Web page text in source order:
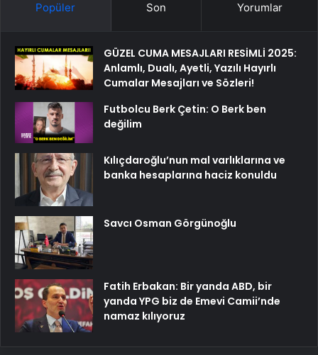
Popüler Son Yorumlar
GÜZEL CUMA MESAJLARI RESİMLİ 2025:
Anlamlı, Dualı, Ayetli, Yazılı Hayırlı
Cumalar Mesajları ve Sözleri!
Futbolcu Berk Çetin: O Berk ben
değilim
Kılıçdaroğlu’nun mal varlıklarına ve
banka hesaplarına haciz konuldu
Savcı Osman Görgünoğlu
Fatih Erbakan: Bir yanda ABD, bir
yanda YPG biz de Emevi Camii’nde
namaz kılıyoruz